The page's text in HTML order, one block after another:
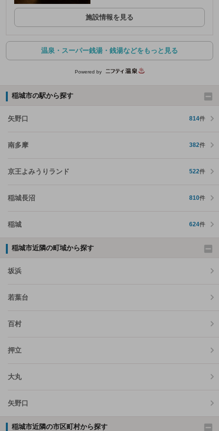
施設情報を見る
温泉・スーパー銭湯・銭湯などをもっと見る
Powered by
稲城市の駅から探す
矢野口 814件
南多摩 382件
京王よみうりランド 522件
稲城長沼 810件
稲城 624件
稲城市近隣の町域から探す
坂浜
若葉台
百村
押立
大丸
矢野口
稲城市近隣の市区町村から探す